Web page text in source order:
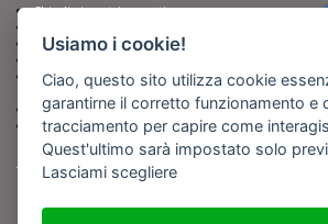
Chiedi ai nostri esperti
Fai pubblicità con noi
Iscriviti al nostro corso di
giornalismo
Compra i nostri libri
Entra in Barinedita Map
, Partita IVA 07355350724
Usiamo i cookie!
Ciao, questo sito utilizza cookie
garantirne il corretto funzionamento e
tracciamento per capire come
Quest'ultimo sarà impostato solo
Lasciami scegliere